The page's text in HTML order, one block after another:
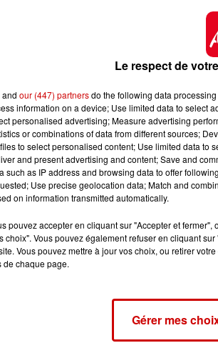
5 questions. Top… C'est parti !
Le respect de
and our (447) partnersdo the following data
information on a device; Use limited data to select
personalised advertising; Measure advertising
or combinations of data from different sources;
to select personalised content; Use limited data to
and present advertising and content; Save and
such as IP address and browsing data to offer
Use precise geolocation data; Match and
on information transmitted automatically.
pouvez accepter en cliquant sur "Accepter et
choix". Vous pouvez également refuser en cliquant
Vous pouvez mettre à jour vos choix, ou retirer
de chaque page.
Gérer mes